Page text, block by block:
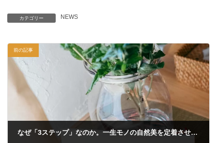
カテゴリー NEWS
前の記事
なぜ「3ステップ」なのか。一生モノの自然美を定着させるための、大切なプロセス。